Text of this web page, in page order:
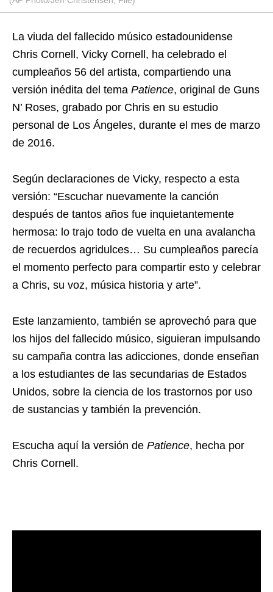
La viuda del fallecido músico estadounidense
Chris Cornell, Vicky Cornell, ha celebrado el
cumpleaños 56 del artista, compartiendo una
versión inédita del tema Patience, original de Guns
N’ Roses, grabado por Chris en su estudio
personal de Los Ángeles, durante el mes de marzo
de 2016.
Según declaraciones de Vicky, respecto a esta
versión: “Escuchar nuevamente la canción
después de tantos años fue inquietantemente
hermosa: lo trajo todo de vuelta en una avalancha
de recuerdos agridulces… Su cumpleaños parecía
el momento perfecto para compartir esto y celebrar
a Chris, su voz, música historia y arte”.
Este lanzamiento, también se aprovechó para que
los hijos del fallecido músico, siguieran impulsando
su campaña contra las adicciones, donde enseñan
a los estudiantes de las secundarias de Estados
Unidos, sobre la ciencia de los trastornos por uso
de sustancias y también la prevención.
Escucha aquí la versión de Patience, hecha por
Chris Cornell.